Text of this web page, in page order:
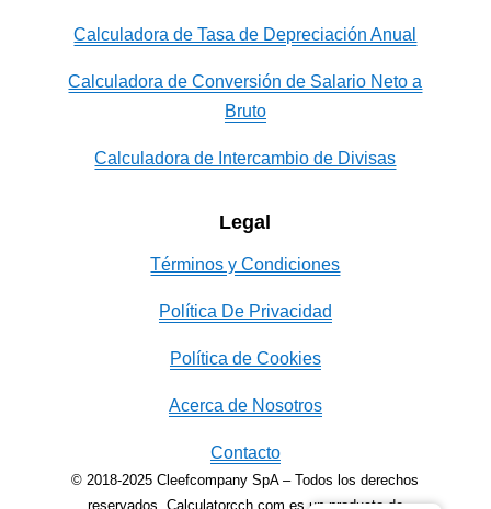
Calculadora de Tasa de Depreciación Anual
Calculadora de Conversión de Salario Neto a
Bruto
Calculadora de Intercambio de Divisas
Legal
Términos y Condiciones
Política De Privacidad
Política de Cookies
Acerca de Nosotros
Contacto
© 2018-2025 Cleefcompany SpA – Todos los derechos
reservados. Calculatorcch.com es un producto de